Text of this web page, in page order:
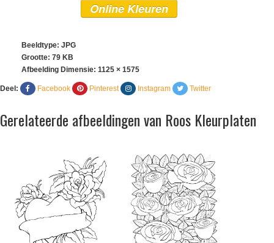
Online Kleuren
Beeldtype: JPG
Grootte: 79 KB
Afbeelding Dimensie: 1125 × 1575
Deel: Facebook Pinterest Instagram Twitter
Gerelateerde afbeeldingen van Roos Kleurplaten